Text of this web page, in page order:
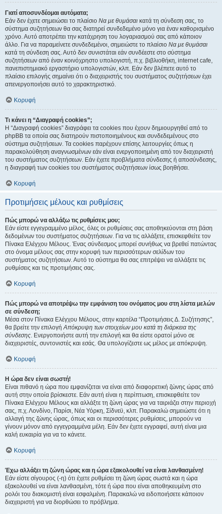
Γιατί αποσυνδέομαι αυτόματα;
Εάν δεν έχετε σημειώσει το πλαίσιο Να με θυμάσαι κατά τη σύνδεση σας, το
σύστημα συζητήσεων θα σας διατηρεί συνδεδεμένο μόνο για έναν καθορισμένο
χρόνο. Αυτό αποτρέπει την κατάχρηση του λογαριασμού σας από κάποιον
άλλο. Για να παραμείνετε συνδεδεμένοι, σημειώστε το πλαίσιο Να με θυμάσαι
κατά τη σύνδεση σας. Αυτό δεν συνιστάται εάν συνδέεστε στο σύστημα
συζητήσεων από έναν κοινόχρηστο υπολογιστή, π.χ. βιβλιοθήκη, internet cafe,
πανεπιστημιακό εργαστήριο υπολογιστών, κλπ. Εάν δεν βλέπετε αυτό το
πλαίσιο επιλογής σημαίνει ότι ο διαχειριστής του συστήματος συζητήσεων έχει
απενεργοποιήσει αυτό το χαρακτηριστικό.
Κορυφή
Τι κάνει η “Διαγραφή cookies”;
Η “Διαγραφή cookies” διαγράφει τα cookies που έχουν δημιουργηθεί από το
phpBB τα οποία σας διατηρούν πιστοποιημένους και συνδεδεμένους στο
σύστημα συζητήσεων. Τα cookies παρέχουν επίσης λειτουργίες όπως η
παρακολούθηση αναγνωσμένων εάν είναι ενεργοποιημένη από τον διαχειριστή
του συστήματος συζητήσεων. Εάν έχετε προβλήματα σύνδεσης ή αποσύνδεσης,
η διαγραφή των cookies του συστήματος συζητήσεων ίσως βοηθήσει.
Κορυφή
Προτιμήσεις μέλους και ρυθμίσεις
Πώς μπορώ να αλλάξω τις ρυθμίσεις μου;
Εάν είστε εγγεγραμμένο μέλος, όλες οι ρυθμίσεις σας αποθηκεύονται στη βάση
δεδομένων του συστήματος συζητήσεων. Για να τις αλλάξετε, επισκεφθείτε τον
Πίνακα Ελέγχου Μέλους. Ένας σύνδεσμος μπορεί συνήθως να βρεθεί πατώντας
στο όνομα μέλους σας στην κορυφή των περισσότερων σελίδων του
συστήματος συζητήσεων. Αυτό το σύστημα θα σας επιτρέψει να αλλάξετε τις
ρυθμίσεις και τις προτιμήσεις σας.
Κορυφή
Πώς μπορώ να αποτρέψω την εμφάνιση του ονόματος μου στη λίστα μελών
σε σύνδεση;
Μέσα στον Πίνακα Ελέγχου Μέλους, στην καρτέλα “Προτιμήσεις Δ. Συζήτησης”,
θα βρείτε την επιλογήΑπόκρυψη των στοιχείων μου κατά τη διάρκεια της
σύνδεσης. Ενεργοποιήστε αυτή την επιλογή και θα είστε ορατοί μόνο σε
διαχειριστές, συντονιστές και εσάς. Θα υπολογίζεστε ως μέλος με απόκρυψη.
Κορυφή
Η ώρα δεν είναι σωστή!
Είναι πιθανό η ώρα που εμφανίζεται να είναι από διαφορετική ζώνης ώρας από
αυτή στην οποία βρίσκεστε. Εάν αυτή είναι η περίπτωση, επισκεφθείτε τον
Πίνακα Ελέγχου Μέλους και αλλάξτε τη ζώνη ώρας για να ταιριάζει στην περιοχή
σας, π.χ. Λονδίνο, Παρίσι, Νέα Υόρκη, Σίδνεϋ, κλπ. Παρακαλώ σημειώστε ότι η
αλλαγή της ζώνης ώρας, όπως και οι περισσότερες ρυθμίσεις, μπορούν να
γίνουν μόνον από εγγεγραμμένα μέλη. Εάν δεν έχετε εγγραφεί, αυτή είναι μια
καλή ευκαιρία για να το κάνετε.
Κορυφή
Έχω αλλάξει τη ζώνη ώρας και η ώρα εξακολουθεί να είναι λανθασμένη!
Εάν είστε σίγουρος (-η) ότι έχετε ρυθμίσει τη ζώνη ώρας σωστά και η ώρα
εξακολουθεί να είναι λανθασμένη, τότε ή ώρα που είναι αποθηκευμένη στο
ρολόι του διακομιστή είναι εσφαλμένη. Παρακαλώ να ειδοποιήσετε κάποιον
διαχειριστή για να διορθώσει το πρόβλημα.